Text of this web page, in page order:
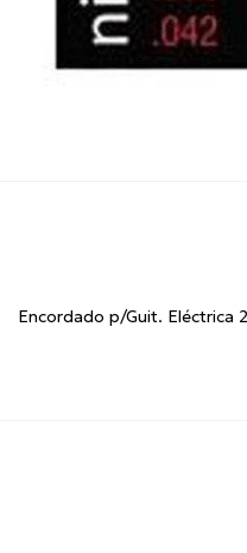
Encordado p/Guit. Eléctrica